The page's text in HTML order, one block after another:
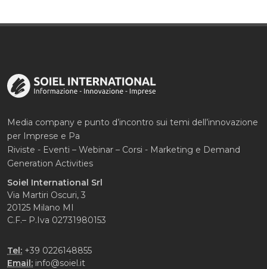
Media company e punto d’incontro sui temi dell’innovazione
per Imprese e Pa
Riviste - Eventi – Webinar – Corsi - Marketing e Demand
Generation Activities
Soiel International Srl
Via Martiri Oscuri, 3
20125 Milano MI
C.F.– P.Iva 02731980153
Tel: +39 0226148855
Email: info@soiel.it